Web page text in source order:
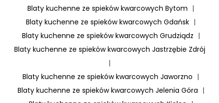
Blaty kuchenne ze spieków kwarcowych Bytom |
Blaty kuchenne ze spieków kwarcowych Gdańsk |
Blaty kuchenne ze spieków kwarcowych Grudziądz |
Blaty kuchenne ze spieków kwarcowych Jastrzębie Zdrój
|
Blaty kuchenne ze spieków kwarcowych Jaworzno |
Blaty kuchenne ze spieków kwarcowych Jelenia Góra |